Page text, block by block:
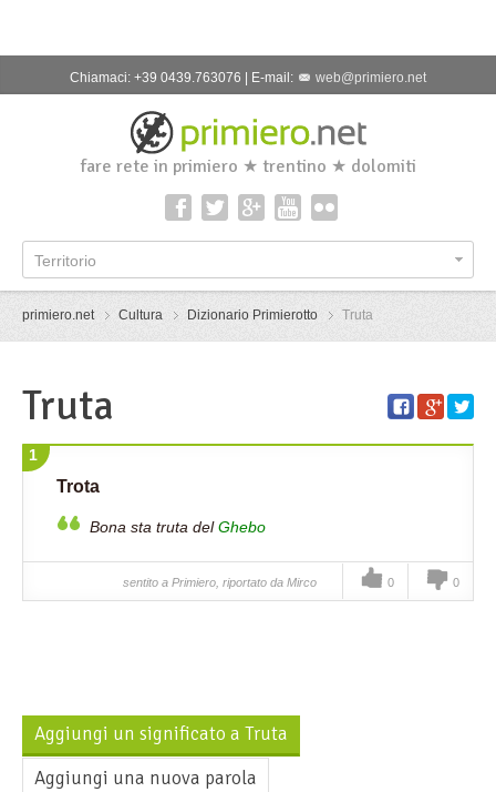
Chiamaci: +39 0439.763076 | E-mail: web@primiero.net
fare rete in primiero ★ trentino ★ dolomiti
Territorio
primiero.net Cultura Dizionario Primierotto Truta
Truta
1
Trota
Bona sta truta delGhebo
sentito a Primiero, riportato da Mirco 0 0
Aggiungi un significato a Truta
Aggiungi una nuova parola